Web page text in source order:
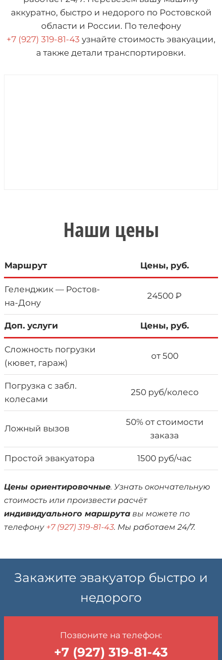
аккуратно, быстро и недорого по Ростовской
области и России. По телефону
+7 (927) 319-81-43 узнайте стоимость эвакуации,
а также детали транспортировки.
Наши цены
Маршрут Цены, руб.
Геленджик — Ростов-
на-Дону
24500 ₽
Доп. услуги Цены, руб.
Сложность погрузки
(кювет, гараж)
от 500
Погрузка с забл.
колесами
250 руб/колесо
Ложный вызов
50% от стоимости
заказа
Простой эвакуатора 1500 руб/час
Цены ориентировочные. Узнать окончательную
стоимость или произвести расчёт
индивидуального маршрута вы можете по
телефону +7 (927) 319-81-43. Мы работаем 24/7.
Закажите эвакуатор быстро и
недорого
Позвоните на телефон:
+7 (927) 319-81-43